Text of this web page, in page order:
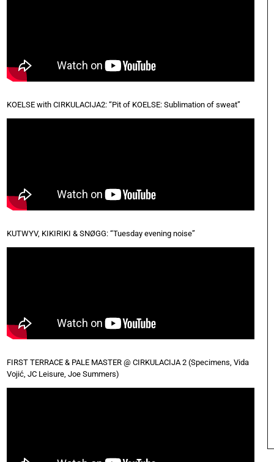
KOELSE with CIRKULACIJA2: “Pit of KOELSE: Sublimation of sweat”
KUTWYV, KIKIRIKI & SNØGG: “Tuesday evening noise”
FIRST TERRACE & PALE MASTER @ CIRKULACIJA 2 (Specimens, Vida
Vojić, JC Leisure, Joe Summers)